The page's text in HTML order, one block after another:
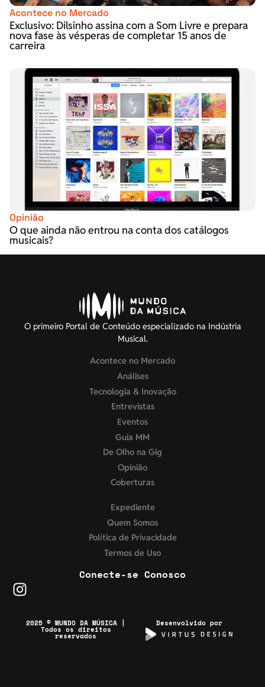
Acontece no Mercado
Exclusivo: Dilsinho assina com a Som Livre e prepara
nova fase às vésperas de completar 15 anos de
carreira
Opinião
O que ainda não entrou na conta dos catálogos
musicais?
O primeiro Portal de Conteúdo especializado na Indústria
Musical.
Acontece no Mercado
Análises
Tecnologia & Inovação
Entrevistas
Eventos
Guia MM
De Olho na Gig
Opinião
Coberturas
Expediente
Quem Somos
Política de Privacidade
Termos de Uso
Conecte-se Conosco
2025 © MUNDO DA MÚSICA |
Todos os direitos
reservados
Desenvolvido por